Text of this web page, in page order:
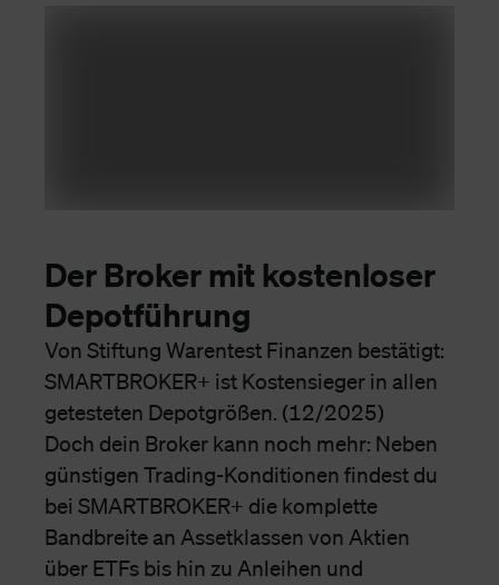
Der Broker mit kostenloser
Depotführung
Von Stiftung Warentest Finanzen bestätigt:
SMARTBROKER+ ist Kostensieger in allen
getesteten Depotgrößen. (12/2025)
Doch dein Broker kann noch mehr: Neben
günstigen Trading-Konditionen findest du
bei SMARTBROKER+ die komplette
Bandbreite an Assetklassen von Aktien
über ETFs bis hin zu Anleihen und